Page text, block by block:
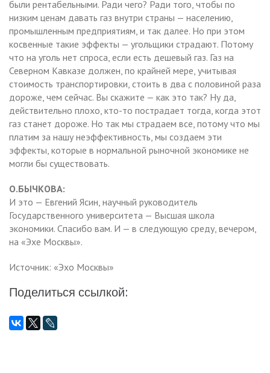
были рентабельными. Ради чего? Ради того, чтобы по
низким ценам давать газ внутри страны — населению,
промышленным предприятиям, и так далее. Но при этом
косвенные такие эффекты — угольщики страдают. Потому
что на уголь нет спроса, если есть дешевый газ. Газ на
Северном Кавказе должен, по крайней мере, учитывая
стоимость транспортировки, стоить в два с половиной раза
дороже, чем сейчас. Вы скажите — как это так? Ну да,
действительно плохо, кто-то пострадает тогда, когда этот
газ станет дороже. Но так мы страдаем все, потому что мы
платим за нашу неэффективность, мы создаем эти
эффекты, которые в нормальной рыночной экономике не
могли бы существовать.
О.БЫЧКОВА:
И это — Евгений Ясин, научный руководитель
Государственного университета — Высшая школа
экономики. Спасибо вам. И — в следующую среду, вечером,
на «Эхе Москвы».
Источник: «Эхо Москвы»
Поделиться ссылкой: